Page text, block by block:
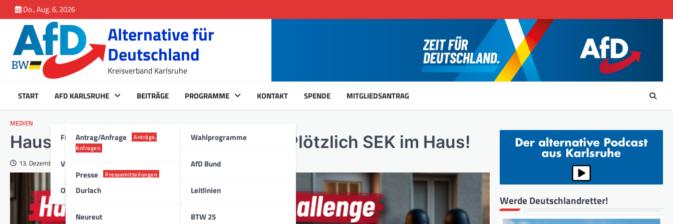
springen
to
content
Do., Aug. 6, 2026
Alternative für
Deutschland
Kreisverband Karlsruhe
START AFD KARLSRUHE
Fraktion Karlsruhe
Antrag/Anfrage
Anträge,
Anfragen
Presse Pressemitteilungen
Vorstand
Ortsverband
Durlach
Neureut
BEITRÄGE PROGRAMME
Wahlprogramme
AfD Bund
Leitlinien
BTW 25
KONTAKT SPENDE MITGLIEDSANTRAG
MEDIEN
Hausdurchsuchungs-Challenge – Plötzlich SEK im Haus!
13. Dezember 2024
Werde Deutschlandretter!